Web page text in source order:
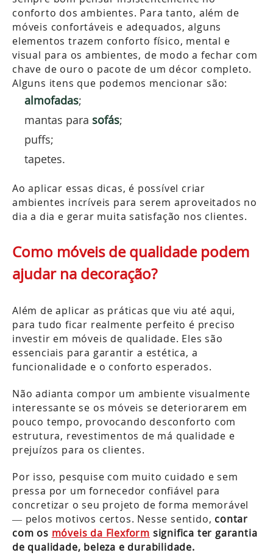
conforto dos ambientes. Para tanto, além de
móveis confortáveis e adequados, alguns
elementos trazem conforto físico, mental e
visual para os ambientes, de modo a fechar com
chave de ouro o pacote de um décor completo.
Alguns itens que podemos mencionar são:
almofadas;
mantas para sofás;
puffs;
tapetes.
Ao aplicar essas dicas, é possível criar
ambientes incríveis para serem aproveitados no
dia a dia e gerar muita satisfação nos clientes.
Como móveis de qualidade podem
ajudar na decoração?
Além de aplicar as práticas que viu até aqui,
para tudo ficar realmente perfeito é preciso
investir em móveis de qualidade. Eles são
essenciais para garantir a estética, a
funcionalidade e o conforto esperados.
Não adianta compor um ambiente visualmente
interessante se os móveis se deteriorarem em
pouco tempo, provocando desconforto com
estrutura, revestimentos de má qualidade e
prejuízos para os clientes.
Por isso, pesquise com muito cuidado e sem
pressa por um fornecedor confiável para
concretizar o seu projeto de forma memorável
— pelos motivos certos. Nesse sentido, contar
com os móveis da Flexform significa ter garantia
de qualidade, beleza e durabilidade.